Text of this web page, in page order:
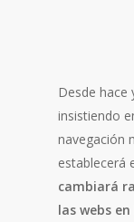
Desde hace
insistiendo
navegación
establecerá
cambiará
las webs